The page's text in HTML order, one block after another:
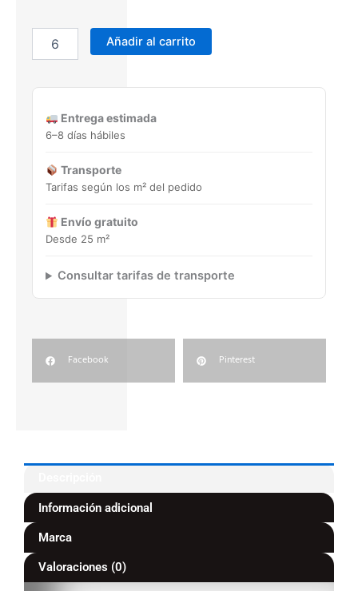
SUECIA
ACACIA
100x100
Rectificado
Añadir al carrito
Entrega estimada
6–8 días hábiles
Transporte
Tarifas según los m² del pedido
Envío gratuito
Desde 25 m²
Consultar tarifas de transporte
Facebook Pinterest
Información adicional
Marca
Valoraciones (0)